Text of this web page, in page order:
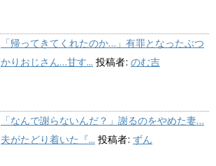
「帰ってきてくれたのか…」有罪となったぶつ
かりおじさん…甘す... 投稿者: のむ吉
「なんで謝らないんだ？」謝るのをやめた妻…
夫がたどり着いた『... 投稿者: ずん